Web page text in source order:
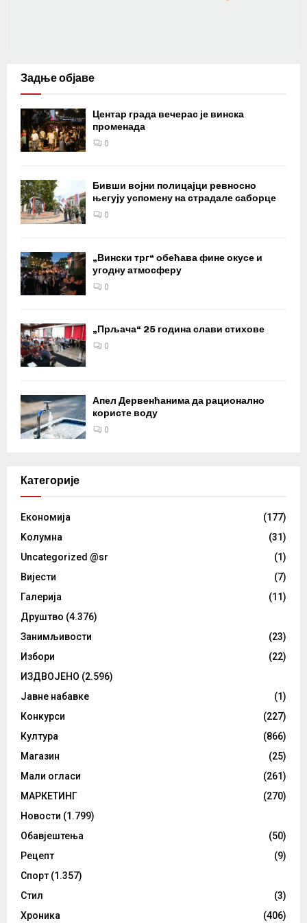
Задње објаве
Центар града вечерас је винска
променада
0
Бивши војни полицајци ревносно
његују успомену на страдале саборце
0
„Вински трг“ обећава фине окусе и
угодну атмосферу
0
„Прљача“ 25 година слави стихове
0
Апел Дервенћанима да рационално
користе воду
0
Категорије
Eкономија
(177)
Kолумнa
(31)
Uncategorized @sr
(1)
Вијести
(7)
Галерија
(11)
Друштво (4.376)
Занимљивости
(23)
Избори
(22)
ИЗДВОЈЕНО (2.596)
Јавне набавке
(1)
Конкурси
(227)
Култура
(866)
Магазин
(25)
Мали огласи
(261)
МАРКЕТИНГ
(270)
Новости (1.799)
Обавјештења
(50)
Рецепт
(9)
Спорт (1.357)
Стил
(3)
Хроника
(406)